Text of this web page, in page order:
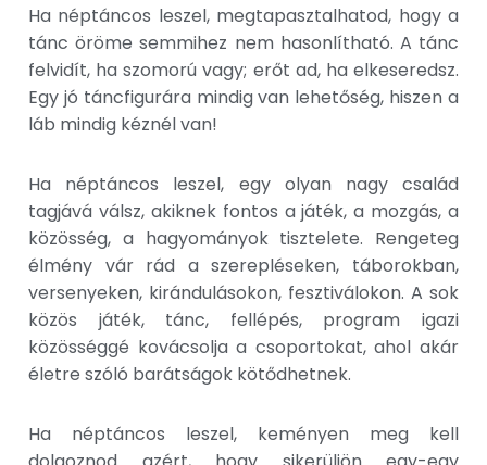
Ha néptáncos leszel, megtapasztalhatod, hogy a
tánc öröme semmihez nem hasonlítható. A tánc
felvidít, ha szomorú vagy; erőt ad, ha elkeseredsz.
Egy jó táncfigurára mindig van lehetőség, hiszen a
láb mindig kéznél van!
Ha néptáncos leszel, egy olyan nagy család
tagjává válsz, akiknek fontos a játék, a mozgás, a
közösség, a hagyományok tisztelete. Rengeteg
élmény vár rád a szerepléseken, táborokban,
versenyeken, kirándulásokon, fesztiválokon. A sok
közös játék, tánc, fellépés, program igazi
közösséggé kovácsolja a csoportokat, ahol akár
életre szóló barátságok kötődhetnek.
Ha néptáncos leszel, keményen meg kell